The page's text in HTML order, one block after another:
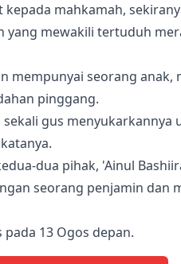
mahkamah,
yang mewakili tertuduh
mempunyai seorang anak,
pinggang.
gus menyukarkannya
dua pihak, 'Ainul
seorang penjamin dan
13 Ogos depan.